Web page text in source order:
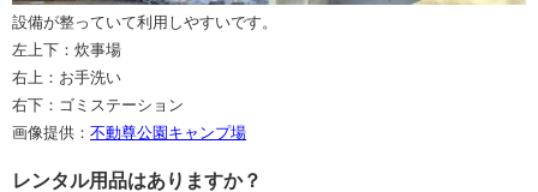
設備が整っていて利用しやすいです。
左上下：炊事場
右上：お手洗い
右下：ゴミステーション
画像提供： 不動尊公園キャンプ場
レンタル用品はありますか？